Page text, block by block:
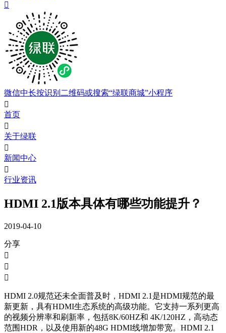

微信中长按识别二维码或搜索“绿联商城”小程序

首页

关于绿联

新闻中心

行业资讯
HDMI 2.1版本具体有哪些功能提升？
2019-04-10
分享



HDMI 2.0规范还未全面普及时，HDMI 2.1是HDMI规范的最
新更新，具有HDMI生态系统的高级功能。它支持一系列更高
的视频分辨率和刷新率，包括8K/60HZ和 4K/120HZ，高动态
范围HDR，以及使用新的48G HDMI线增加带宽。HDMI 2.1